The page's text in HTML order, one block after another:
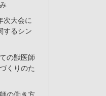
ミニチュア・ダックスフンド
次大会に
するシン
の獣医師
くりのた